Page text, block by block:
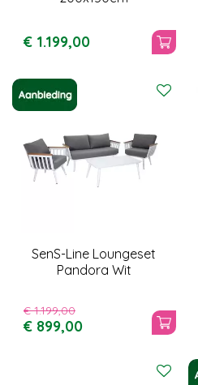
€ 1.199,00
SenS-Line Loungeset
Pandora Wit
€ 1.199,00
€ 899,00